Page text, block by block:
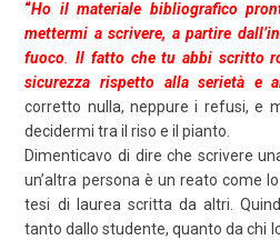
“Ho il materiale bibliografico
mettermi a scrivere, a partire
fuoco.Il fatto che tu abbi scritto
sicurezza rispetto alla serietà e
corretto nulla, neppure i refusi, e
decidermi tra il riso e il pianto.
Dimenticavo di dire che scrivere
un’altra persona è un reato come
tesi di laurea scritta da altri.
tanto dallo studente, quanto da chi